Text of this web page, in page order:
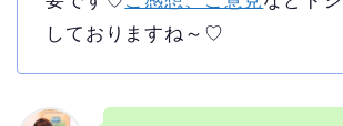
しておりますね～♡